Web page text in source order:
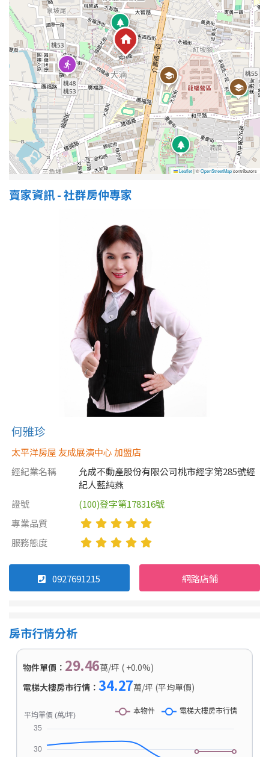
Leaflet|©OpenStreetMapcontributors
賣家資訊 - 社群房仲專家
何雅珍
太平洋房屋 友成展演中心 加盟店
經紀業名稱
允成不動產股份有限公司桃市經字第285號經
紀人藍純燕
證號
(100)登字第178316號
專業品質
服務態度
0927691215 網路店鋪
房市行情分析
物件單價： 29.46萬/坪 ( +0.0%)
電梯大樓房市行情： 34.27萬/坪 (平均單價)